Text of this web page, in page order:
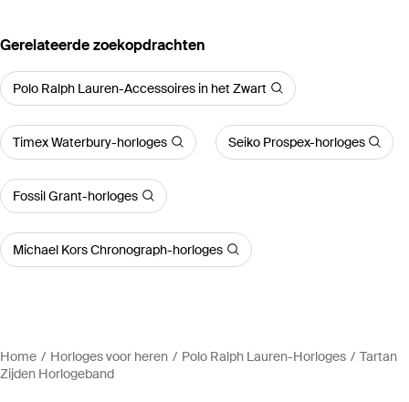
Gerelateerde zoekopdrachten
Polo Ralph Lauren-Accessoires in het Zwart
Timex Waterbury-horloges Seiko Prospex-horloges
Fossil Grant-horloges
Michael Kors Chronograph-horloges
Home Horloges voor heren Polo Ralph Lauren-Horloges
Tartan
Zijden Horlogeband